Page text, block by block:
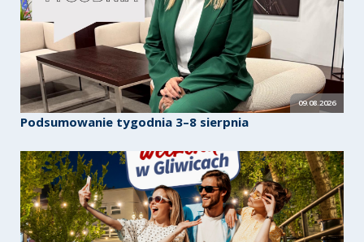
09.08.2026
Podsumowanie tygodnia 3–8 sierpnia